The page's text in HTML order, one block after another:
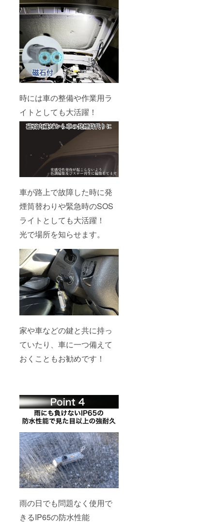
時には車の整備や作業用ラ
イトとしても大活躍！
車が路上で故障した時に発
煙筒替わりや緊急時のSOS
ライトとしても大活躍！
光で場所を知らせます。
家や車などの鍵と共に持っ
ていたり、車に一つ備えて
おくこともお勧めです！
雨の日でも問題なく使用で
きるIP65の防水性能